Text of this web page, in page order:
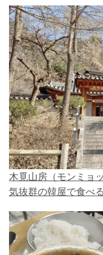
木覓山房（モンミョ
気抜群の韓屋で食べ